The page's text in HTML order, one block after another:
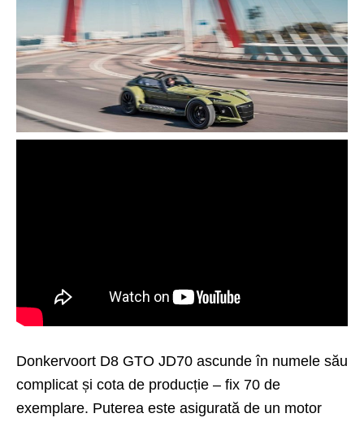
Donkervoort D8 GTO JD70 ascunde în numele său
complicat și cota de producție – fix 70 de
exemplare. Puterea este asigurată de un motor